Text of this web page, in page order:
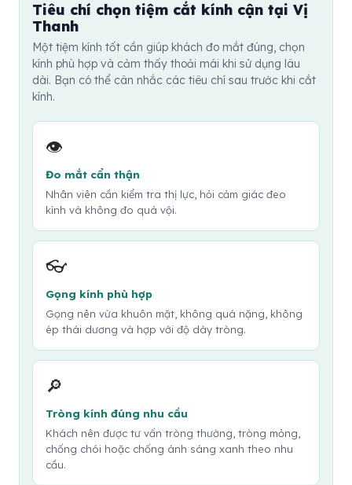
kính hoặc đo lại độ nếu cần.
áp. Trẻ em tăng độ nhanh hoặc người lớn tuổi nhìn mờ
bất thường cũng nên được bác sĩ kiểm tra. Cắt kính
giúp điều chỉnh tật khúc xạ, nhưng không thay thế việc
thăm khám chuyên khoa khi có dấu hiệu bất thường.
Tiêu chí chọn tiệm cắt kính cận tại Vị
Thanh
Một tiệm kính tốt cần giúp khách đo mắt đúng, chọn
kính phù hợp và cảm thấy thoải mái khi sử dụng lâu
dài. Bạn có thể cân nhắc các tiêu chí sau trước khi cắt
kính.
👁️
Đo mắt cẩn thận
Nhân viên cần kiểm tra thị lực, hỏi cảm giác đeo
kính và không đo quá vội.
👓
Gọng kính phù hợp
Gọng nên vừa khuôn mặt, không quá nặng, không
ép thái dương và hợp với độ dày tròng.
🔎
Tròng kính đúng nhu cầu
Khách nên được tư vấn tròng thường, tròng mỏng,
chống chói hoặc chống ánh sáng xanh theo nhu
cầu.